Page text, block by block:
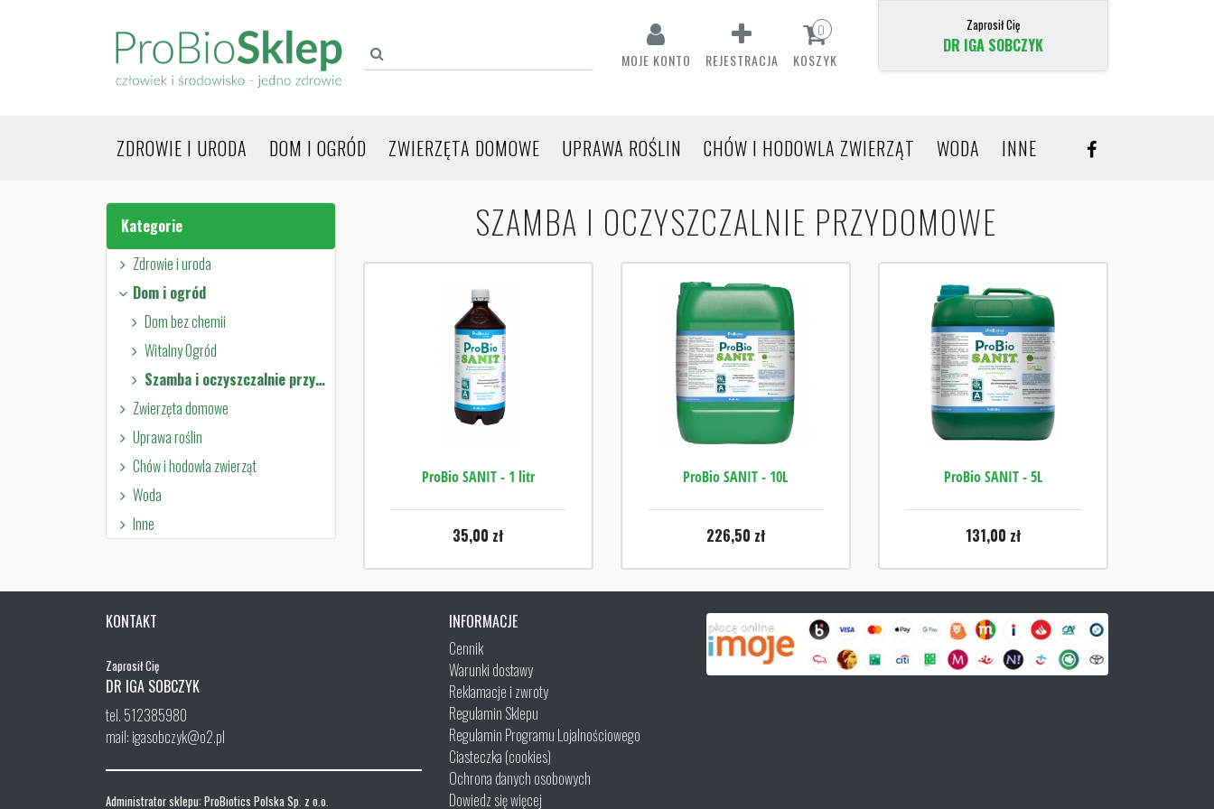
MOJE KONTO REJESTRACJA KOSZYK
0 Zaprosił Cię
DR IGA SOBCZYK
ZDROWIE I URODA DOM I OGRÓD ZWIERZĘTA DOMOWE UPRAWA ROŚLIN CHÓW I HODOWLA ZWIERZĄT WODA INNE
Kategorie
Zdrowie i uroda
Dom i ogród
Dom bez chemii
Witalny Ogród
Szamba i oczyszczalnie przydomowe
Zwierzęta domowe
Uprawa roślin
Chów i hodowla zwierząt
Woda
Inne
SZAMBA I OCZYSZCZALNIE PRZYDOMOWE
ProBio SANIT - 1 litr
35,00 zł
ProBio SANIT - 10L
226,50 zł
ProBio SANIT - 5L
131,00 zł
KONTAKT
Zaprosił Cię
DR IGA SOBCZYK
tel. 512385980
mail: igasobczyk@o2.pl
Administrator sklepu: ProBiotics Polska Sp. z o.o.
INFORMACJE
Cennik
Warunki dostawy
Reklamacje i zwroty
Regulamin Sklepu
Regulamin Programu Lojalnościowego
Ciasteczka (cookies)
Ochrona danych osobowych
Dowiedz się więcej